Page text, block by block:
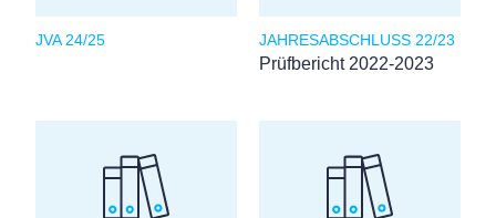
JVA 24/25 JAHRESABSCHLUSS 22/23
Prüfbericht 2022-2023